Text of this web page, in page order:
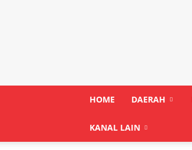
HOME DAERAH
KANAL LAIN